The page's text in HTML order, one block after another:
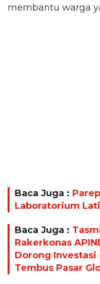
membantu warga
Baca Juga :
Laboratorium
Baca Juga :
Rakerkonas
Dorong Investasi
Tembus Pasar